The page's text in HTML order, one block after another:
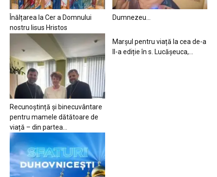
Înălțarea la Cer a Domnului
nostru Iisus Hristos
Dumnezeu…
Recunoștință și binecuvântare
pentru mamele dătătoare de
viață – din partea...
Marșul pentru viață la cea de-a
II-a ediție în s. Lucășeuca,...